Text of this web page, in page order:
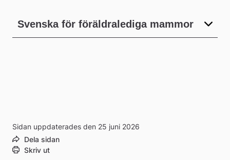
Svenska för föräldralediga mammor
Sidan uppdaterades den 25 juni 2026
Dela sidan
Skriv ut